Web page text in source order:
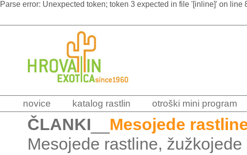
Parse error: Unexpected token; token 3 expected in file '[inline]' on line
novice katalog rastlin otroški mini program
ČLANKI
Mesojede
Mesojede rastline,